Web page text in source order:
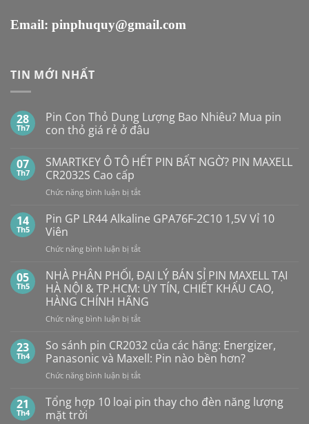
Email: pinphuquy@gmail.com
TIN MỚI NHẤT
28
Th7
Pin Con Thỏ Dung Lượng Bao Nhiêu? Mua pin
con thỏ giá rẻ ở đâu
bình
luận
ở
Pin
Con
Dung
Lượng
Bao
Nhiêu?
Mua
con
thỏ
giá
rẻ
ở
đâu
07
Th7
SMARTKEY Ô TÔ HẾT PIN BẤT NGỜ? PIN MAXELL
CR2032S Cao cấp
Chức năng bình luận bị tắtở
Ô
PIN
NGỜ?
PIN
MAXELL
CR2032S Cao
cấp
14
Th5
Pin GP LR44 Alkaline GPA76F-2C10 1,5V Vỉ 10
Viên
Chức năng bình luận bị tắtở
GP
LR44
Alkaline
GPA76F-
2C10
Vỉ
10
Viên
05
Th5
NHÀ PHÂN PHỐI, ĐẠI LÝ BÁN SỈ PIN MAXELL TẠI
HÀ NỘI & TP.HCM: UY TÍN, CHIẾT KHẤU CAO,
HÀNG CHÍNH HÃNG
Chức năng bình luận bị tắtở
PHÂN
PHỐI,
ĐẠI
LÝ
SỈ
23
Th4
So sánh pin CR2032 của các hãng: Energizer,
Panasonic và Maxell: Pin nào bền hơn?
Chức năng bình luận bị tắtở
sánh
21
Th4
Tổng hợp 10 loại pin thay cho đèn năng lượng
mặt trời